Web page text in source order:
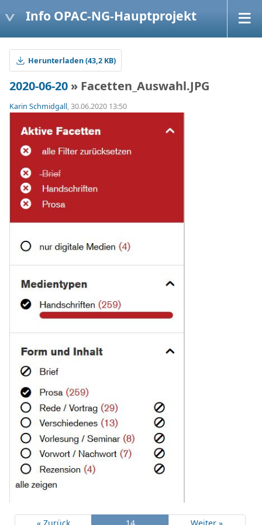
Info OPAC-NG-Hauptprojekt
Herunterladen (43,2 KB)
2020-06-20 » Facetten_Auswahl.JPG
Karin Schmidgall, 30.06.2020 13:50